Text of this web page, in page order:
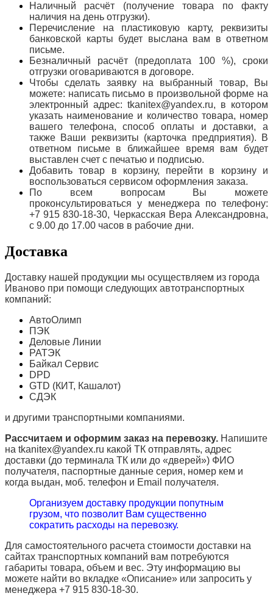
Наличный расчёт (получение товара по факту
наличия на день отгрузки).
Перечисление на пластиковую карту, реквизиты
банковской карты будет выслана вам в ответном
письме.
Безналичный расчёт (предоплата 100 %), сроки
отгрузки оговариваются в договоре.
Чтобы сделать заявку на выбранный товар, Вы
можете: написать письмо в произвольной форме на
электронный адрес: tkanitex@yandex.ru, в котором
указать наименование и количество товара, номер
вашего телефона, способ оплаты и доставки, а
также Ваши реквизиты (карточка предприятия). В
ответном письме в ближайшее время вам будет
выставлен счет с печатью и подписью.
Добавить товар в корзину, перейти в корзину и
воспользоваться сервисом оформления заказа.
По всем вопросам Вы можете
проконсультироваться у менеджера по телефону:
+7 915 830-18-30, Черкасская Вера Александровна,
с 9.00 до 17.00 часов в рабочие дни.
Доставка
Доставку нашей продукции мы осуществляем из города
Иваново при помощи следующих автотранспортных
компаний:
АвтоОлимп
ПЭК
Деловые Линии
РАТЭК
Байкал Сервис
DPD
GTD (КИТ, Кашалот)
СДЭК
и другими транспортными компаниями.
Рассчитаем и оформим заказ на перевозку. Напишите
на tkanitex@yandex.ru какой ТК отправлять, адрес
доставки (до терминала ТК или до «дверей») ФИО
получателя, паспортные данные серия, номер кем и
когда выдан, моб. телефон и Email получателя.
Организуем доставку продукции попутным
грузом, что позволит Вам существенно
сократить расходы на перевозку.
Для самостоятельного расчета стоимости доставки на
сайтах транспортных компаний вам потребуются
габариты товара, объем и вес. Эту информацию вы
можете найти во вкладке «Описание» или запросить у
менеджера +7 915 830-18-30.